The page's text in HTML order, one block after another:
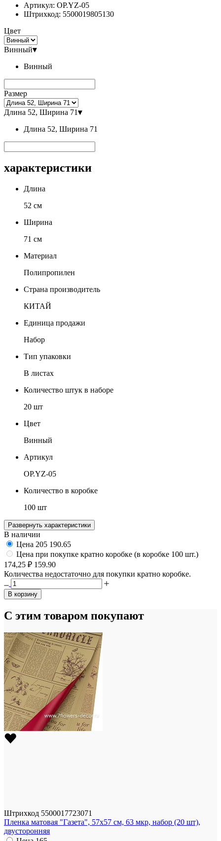
Артикул: OP.YZ-05
Штрихкод: 5500019805130
Цвет
Винный▾
Винный
Размер
Длина 52, Ширина 71▾
Длина 52, Ширина 71
характеристики
Длина
52 см
Ширина
71 см
Материал
Полипропилен
Страна производитель
КИТАЙ
Единица продажи
Набор
Тип упаковки
В листах
Количество штук в наборе
20 шт
Цвет
Винный
Артикул
OP.YZ-05
Количество в коробке
100 шт
Развернуть характеристики
В наличии
Цена 205 190.65
Цена при покупке кратно коробке (в коробке 100 шт.)
174,25 ₽ 159.90
Количества недостаточно для покупки кратно коробке.
В корзину
С этим товаром покупают
Штрихкод 5500017723071
Пленка матовая "Газета", 57x57 см, 63 мкр, набор (20 шт),
двусторонняя